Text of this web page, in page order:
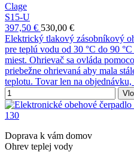
Clage
S15-U
397,50 € 530,00 €
Elektrický tlakový zásobníkový
pre teplú vodu od 30 °C do 90
miest. Ohrievač sa ovláda
priebežne ohrievaná aby mala
teplotu. Tovar len na
Doprava k vám domov
Ohrev teplej vody